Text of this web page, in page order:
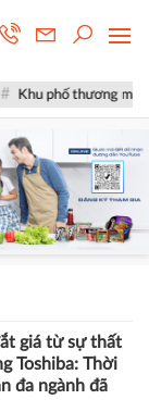
phố thương mại
giá từ sự thất
Toshiba: Thời
đa ngành đã